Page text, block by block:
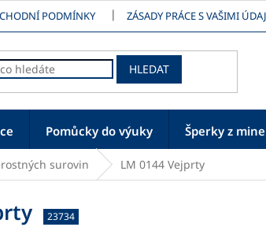
PODMÍNKY ZÁSADY PRÁCE S VAŠIMI
HLEDAT
Pomůcky do výuky Šperky z
surovin LM 0144 Vejprty
23734